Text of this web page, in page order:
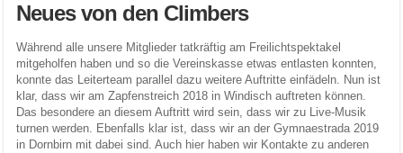
Neues von den Climbers
Während alle unsere Mitglieder tatkräftig am Freilichtspektakel
mitgeholfen haben und so die Vereinskasse etwas entlasten konnten,
konnte das Leiterteam parallel dazu weitere Auftritte einfädeln. Nun ist
klar, dass wir am Zapfenstreich 2018 in Windisch auftreten können.
Das besondere an diesem Auftritt wird sein, dass wir zu Live-Musik
turnen werden. Ebenfalls klar ist, dass wir an der Gymnaestrada 2019
in Dornbirn mit dabei sind. Auch hier haben wir Kontakte zu anderen